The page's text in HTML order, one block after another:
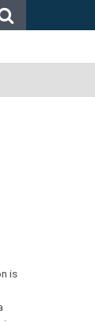
is